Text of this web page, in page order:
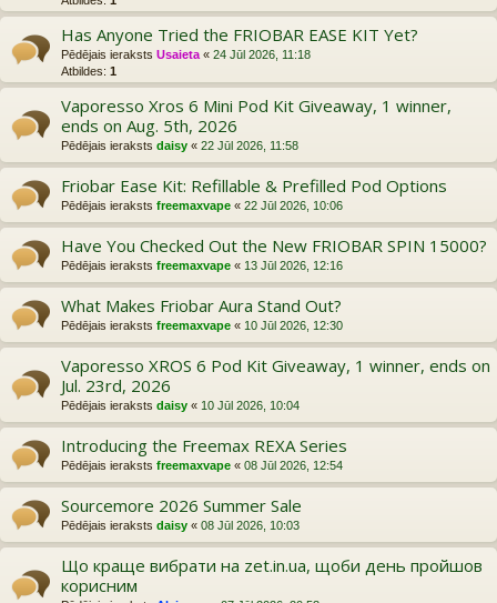
Has Anyone Tried the FRIOBAR EASE KIT Yet?
Pēdējais ieraksts Usaieta « 24 Jūl 2026, 11:18
Atbildes: 1
Vaporesso Xros 6 Mini Pod Kit Giveaway, 1 winner,
ends on Aug. 5th, 2026
Pēdējais ieraksts daisy « 22 Jūl 2026, 11:58
Friobar Ease Kit: Refillable & Prefilled Pod Options
Pēdējais ieraksts freemaxvape « 22 Jūl 2026, 10:06
Have You Checked Out the New FRIOBAR SPIN 15000?
Pēdējais ieraksts freemaxvape « 13 Jūl 2026, 12:16
What Makes Friobar Aura Stand Out?
Pēdējais ieraksts freemaxvape « 10 Jūl 2026, 12:30
Vaporesso XROS 6 Pod Kit Giveaway, 1 winner, ends on
Jul. 23rd, 2026
Pēdējais ieraksts daisy « 10 Jūl 2026, 10:04
Introducing the Freemax REXA Series
Pēdējais ieraksts freemaxvape « 08 Jūl 2026, 12:54
Sourcemore 2026 Summer Sale
Pēdējais ieraksts daisy « 08 Jūl 2026, 10:03
Що краще вибрати на zet.in.ua, щоби день пройшов
корисним